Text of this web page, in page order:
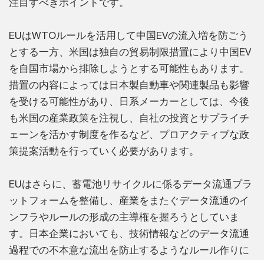
注目すべきポイントです。
EUはWTOルールを活用して中国EVの流入増を防ごう
とする一方、米国は独自の貿易制限措置により中国EV
を自国市場から排除しようとする可能性もあります。
措置の内容によっては日本製自動車や関連製品も影響
を受ける可能性があり、日系メーカーとしては、今後
も米国の産業政策を注視し、自社の投資とサプライチ
ェーンを活かす制度を作るなど、プロアクティブな政
策提案活動を行っていく必要があります。
EUはさらに、蓄電池リサイクルに係るデータ流通プラ
ットフォームを整備し、産業をまたぐデータ流通のイ
ンフラやルールの形成の主導権を握ろうとしていま
す。日本企業においても、技術情報などのデータ流通
過程での不本意な流出を防止するようなルール作りに